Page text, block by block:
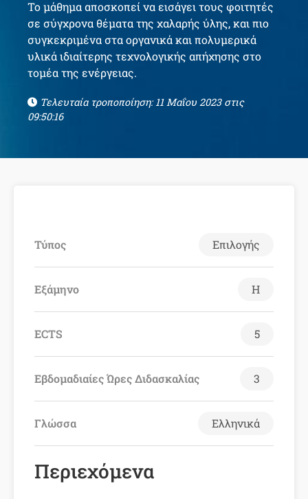
Το μάθημα αποσκοπεί να εισάγει τους φοιτητές
σε σύγχρονα θέματα της χαλαρής ύλης, και πιο
συγκεκριμένα στα οργανικά και πολυμερικά
υλικά ιδιαίτερης τεχνολογικής απήχησης στο
τομέα της ενέργειας.
Τελευταία τροποποίηση: 11 Μαΐου 2023 στις
09:50:16
Τύπος Επιλογής
Εξάμηνο Η
ECTS 5
Εβδομαδιαίες Ώρες Διδασκαλίας 3
Γλώσσα Ελληνικά
Περιεχόμενα